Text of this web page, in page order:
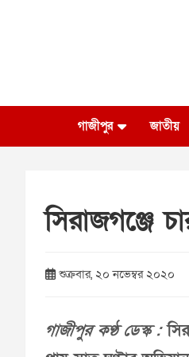
গাজীপুর জাতীয়
সিরাজগঞ্জে
শুক্রবার, ২০ নভেম্বর ২০২০
গাজীপুর কণ্ঠ ডেস্ক :